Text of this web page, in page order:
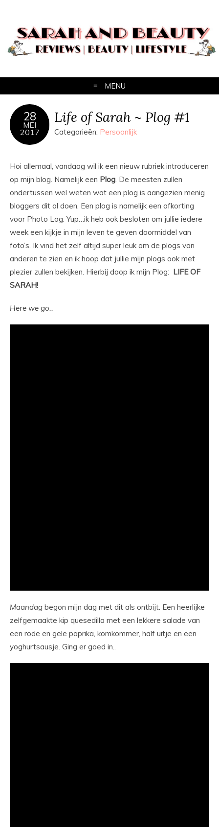
MENU
28
MEI
2017
Life of Sarah ~ Plog #1
Categorieën: Persoonlijk
Hoi allemaal, vandaag wil ik een nieuw rubriek introduceren
op mijn blog. Namelijk een Plog. De meesten zullen
ondertussen wel weten wat een plog is aangezien menig
bloggers dit al doen. Een plog is namelijk een afkorting
voor Photo Log. Yup…ik heb ook besloten om jullie iedere
week een kijkje in mijn leven te geven doormiddel van
foto’s. Ik vind het zelf altijd super leuk om de plogs van
anderen te zien en ik hoop dat jullie mijn plogs ook met
plezier zullen bekijken. Hierbij doop ik mijn Plog: LIFE OF
SARAH!
Here we go..
Maandag begon mijn dag met dit als ontbijt. Een heerlijke
zelfgemaakte kip quesedilla met een lekkere salade van
een rode en gele paprika, komkommer, half uitje en een
yoghurtsausje. Ging er goed in..